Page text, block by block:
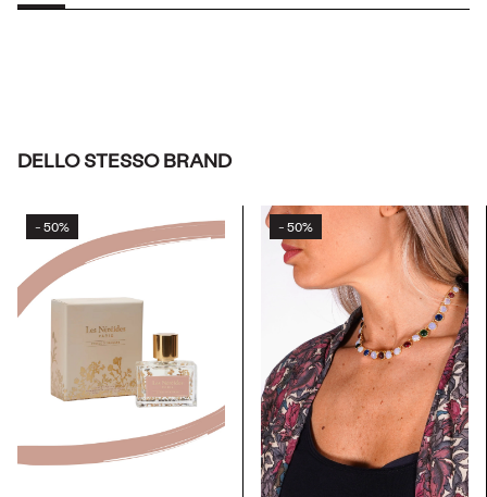
DELLO STESSO BRAND
- 50% - 50%